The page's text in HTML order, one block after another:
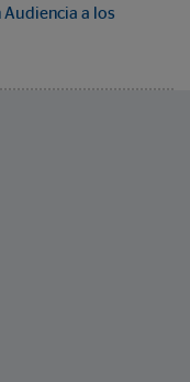
Audiencia a los